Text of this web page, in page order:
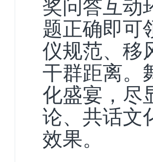
奖问答互动
题正确即可
仪规范、移
干群距离。
化盛宴，尽
论、共话文
效果。